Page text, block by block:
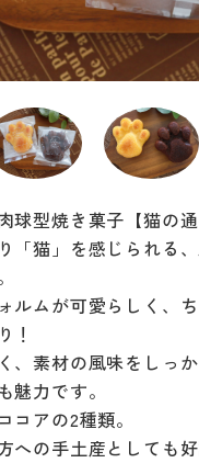
球型焼き菓子【猫の通
「猫」を感じられる
ルムが可愛らしく、
！
、素材の風味をしっ
魅力です。
コアの2種類。
への手土産としても